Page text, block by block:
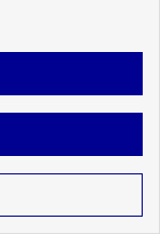
Mentions légales